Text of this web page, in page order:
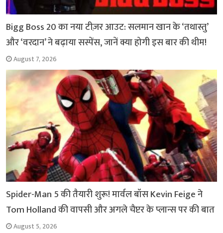
Bigg Boss 20 का नया टीज़र आउट: सलमान खान के ‘तथास्तु’
और ‘वरदान’ ने बढ़ाया सस्पेंस, जानें क्या होगी इस बार की थीम!
August 7, 2026
Spider-Man 5 की तैयारी शुरू! मार्वल बॉस Kevin Feige ने
Tom Holland की वापसी और अगले चैप्टर के प्लान्स पर की बात
August 5, 2026